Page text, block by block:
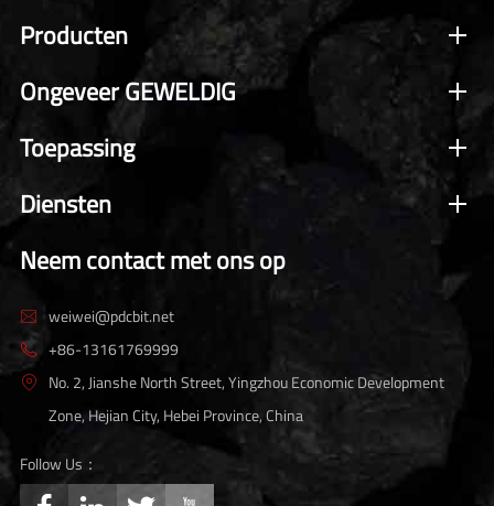
Producten
Ongeveer GEWELDIG
Toepassing
Diensten
Neem contact met ons op
 weiwei@pdcbit.net
 +86-13161769999

No. 2, Jianshe North Street, Yingzhou Economic Development
Zone, Hejian City, Hebei Province, China
Follow Us：